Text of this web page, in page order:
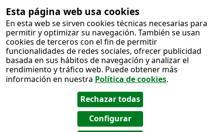
Esta página web usa cookies
En esta web se sirven cookies técnicas necesarias para
permitir y optimizar su navegación. También se usan
cookies de terceros con el fin de permitir
funcionalidades de redes sociales, ofrecer publicidad
basada en sus hábitos de navegación y analizar el
rendimiento y tráfico web. Puede obtener más
información en nuestra Política de cookies.